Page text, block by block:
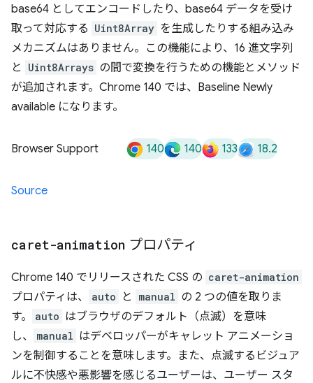
base64 としてエンコードしたり、base64 データを受け
取って対応する Uint8Array を生成したりする組み込み
メカニズムはありません。この機能により、16 進文字列
と
Uint8Arrays の間で変換を行うための機能とメソッド
が追加されます。Chrome 140 では、Baseline Newly
available になります。
Browser Support 140 140 133 18.2
Source
caret-animation プロパティ
Chrome 140 でリリースされた CSS の caret-animation
プロパティは、 auto と manual の 2 つの値を取りま
す。
auto はブラウザのデフォルト（点滅）を意味
し、
manual はデベロッパーがキャレット アニメーショ
ンを制御することを意味します。また、点滅するビジュア
ルに不快感や悪影響を感じるユーザーは、ユーザー スタ